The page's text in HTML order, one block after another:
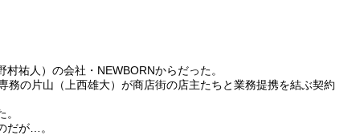
祐人）の会社・NEWBORNからだった。
の片山（上西雄大）が商店街の店主たちと業務提携を結ぶ契約
だが…。